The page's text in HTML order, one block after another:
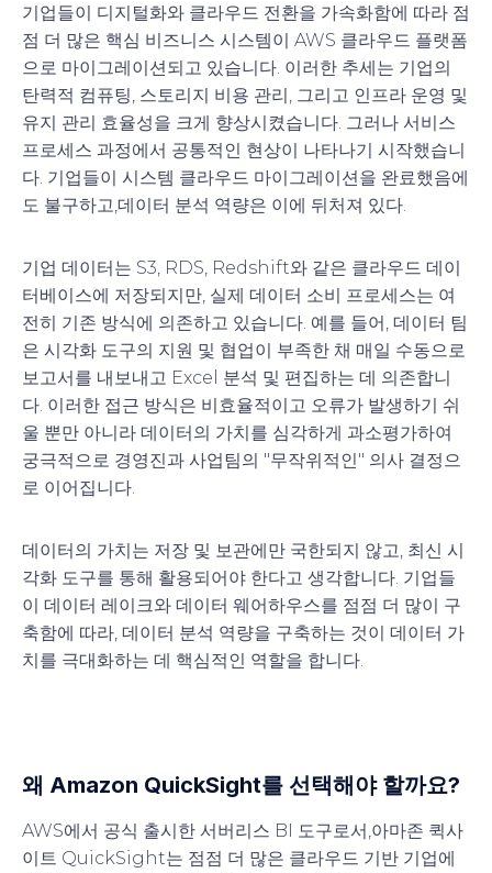
기업들이 디지털화와 클라우드 전환을 가속화함에 따라 점
점 더 많은 핵심 비즈니스 시스템이 AWS 클라우드 플랫폼
으로 마이그레이션되고 있습니다. 이러한 추세는 기업의
탄력적 컴퓨팅, 스토리지 비용 관리, 그리고 인프라 운영 및
유지 관리 효율성을 크게 향상시켰습니다. 그러나 서비스
프로세스 과정에서 공통적인 현상이 나타나기 시작했습니
다. 기업들이 시스템 클라우드 마이그레이션을 완료했음에
도 불구하고, 데이터 분석 역량은 이에 뒤처져 있다
기업 데이터는 S3, RDS, Redshift와 같은 클라우드 데이
터베이스에 저장되지만, 실제 데이터 소비 프로세스는 여
전히 기존 방식에 의존하고 있습니다. 예를 들어, 데이터 팀
은 시각화 도구의 지원 및 협업이 부족한 채 매일 수동으로
보고서를 내보내고 Excel 분석 및 편집하는 데 의존합니
다. 이러한 접근 방식은 비효율적이고 오류가 발생하기 쉬
울 뿐만 아니라 데이터의 가치를 심각하게 과소평가하여
궁극적으로 경영진과 사업팀의 "무작위적인" 의사 결정으
로 이어집니다.
데이터의 가치는 저장 및 보관에만 국한되지 않고, 최신 시
각화 도구를 통해 활용되어야 한다고 생각합니다. 기업들
이 데이터 레이크와 데이터 웨어하우스를 점점 더 많이 구
축함에 따라, 데이터 분석 역량을 구축하는 것이 데이터 가
치를 극대화하는 데 핵심적인 역할을 합니다.
왜 Amazon QuickSight를 선택해야 할까요?
AWS에서 공식 출시한 서버리스 BI 도구로서, 아마존 퀵사
이트 QuickSight는 점점 더 많은 클라우드 기반 기업에